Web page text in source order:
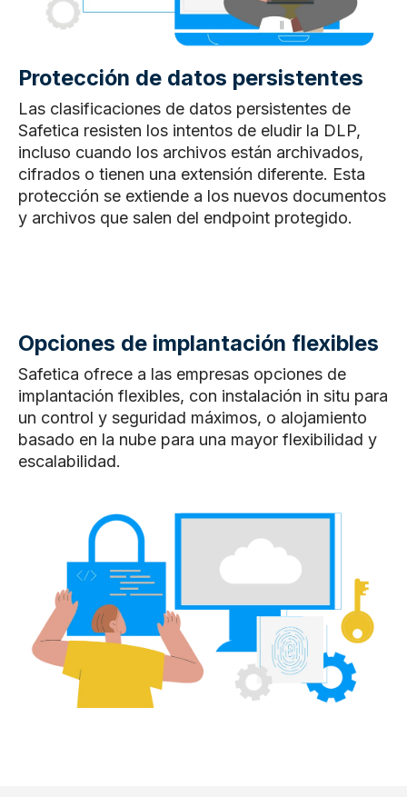
Protección de datos persistentes
Las clasificaciones de datos persistentes de
Safetica resisten los intentos de eludir la DLP,
incluso cuando los archivos están archivados,
cifrados o tienen una extensión diferente. Esta
protección se extiende a los nuevos documentos
y archivos que salen del endpoint protegido.
Opciones de implantación flexibles
Safetica ofrece a las empresas opciones de
implantación flexibles, con instalación in situ para
un control y seguridad máximos, o alojamiento
basado en la nube para una mayor flexibilidad y
escalabilidad.